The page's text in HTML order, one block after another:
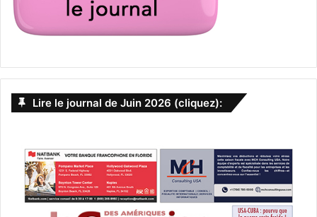
Lire le journal de Juin 2026 (cliquez):